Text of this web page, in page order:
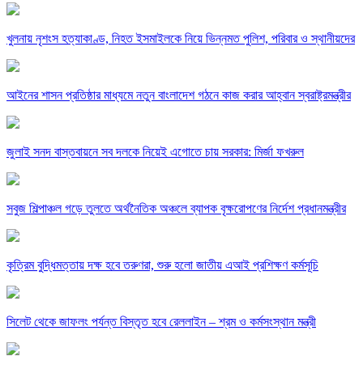
খুলনায় নৃশংস হত্যাকাণ্ড, নিহত ইসমাইলকে নিয়ে ভিন্নমত পুলিশ, পরিবার ও স্থানীয়দের
আইনের শাসন প্রতিষ্ঠার মাধ্যমে নতুন বাংলাদেশ গঠনে কাজ করার আহ্বান স্বরাষ্ট্রমন্ত্রীর
জুলাই সনদ বাস্তবায়নে সব দলকে নিয়েই এগোতে চায় সরকার: মির্জা ফখরুল
সবুজ শিল্পাঞ্চল গড়ে তুলতে অর্থনৈতিক অঞ্চলে ব্যাপক বৃক্ষরোপণের নির্দেশ প্রধানমন্ত্রীর
কৃত্রিম বুদ্ধিমত্তায় দক্ষ হবে তরুণরা, শুরু হলো জাতীয় এআই প্রশিক্ষণ কর্মসূচি
সিলেট থেকে জাফলং পর্যন্ত বিস্তৃত হবে রেললাইন – শ্রম ও কর্মসংস্থান মন্ত্রী